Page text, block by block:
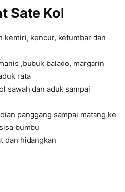
Sate Kol
kemiri, kencur, ketumbar dan
,bubuk balado, margarin
rata
sawah dan aduk sampai
panggang sampai matang ke
bumbu
dan hidangkan